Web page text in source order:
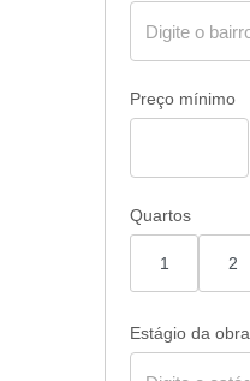
Preço mínimo
Quartos
1 2
Estágio da obra